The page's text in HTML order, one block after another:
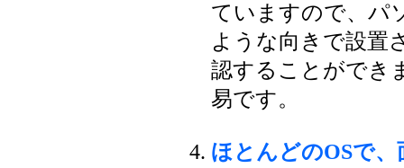
ていますので、パ
ような向きで設置
認することができ
易です。
ほとんどのOSで